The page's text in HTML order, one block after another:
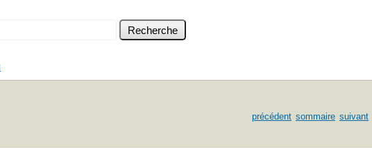
précédent sommaire suivant